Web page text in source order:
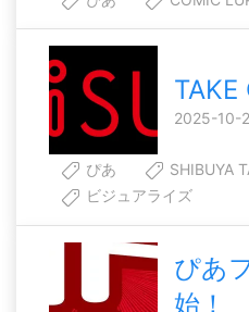
TAKE
2025-10-
ぴあ
SHIBUYA
ビジュアライズ
ぴあ
始！